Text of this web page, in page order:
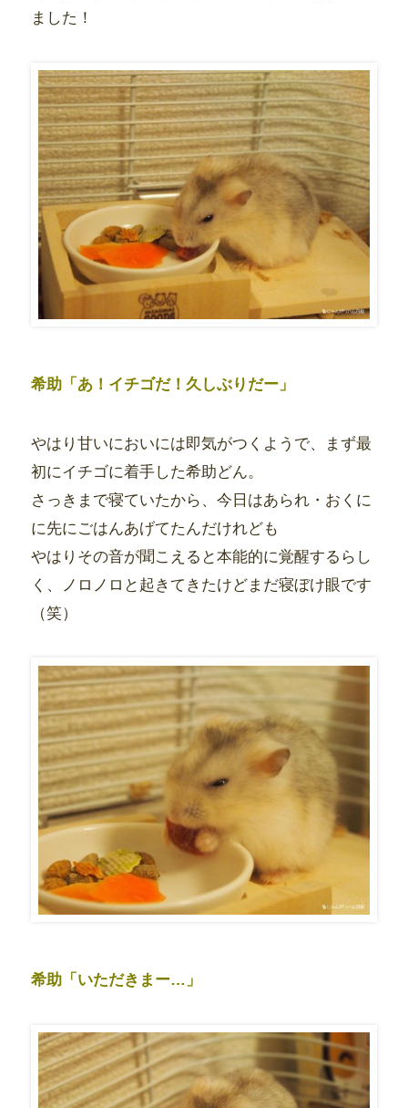
ました！
希助「あ！イチゴだ！久しぶりだー」
やはり甘いにおいには即気がつくようで、まず最
初にイチゴに着手した希助どん。
さっきまで寝ていたから、今日はあられ・おくに
に先にごはんあげてたんだけれども
やはりその音が聞こえると本能的に覚醒するらし
く、ノロノロと起きてきたけどまだ寝ぼけ眼です
（笑）
希助「いただきまー…」